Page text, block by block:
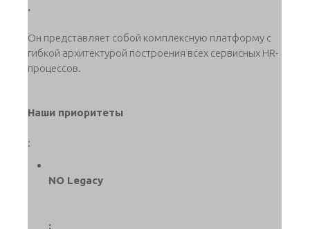
.
Он представляет собой комплексную платформу с
гибкой архитектурой построения всех сервисных HR-
процессов.
Наши приоритеты
:
NO Legacy
: